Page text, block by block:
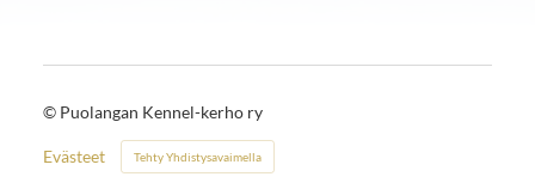
© Puolangan Kennel-kerho ry
Evästeet Tehty Yhdistysavaimella